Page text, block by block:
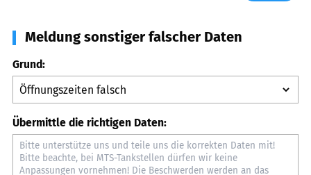
Meldung sonstiger falscher Daten
Grund:
Übermittle die richtigen Daten: